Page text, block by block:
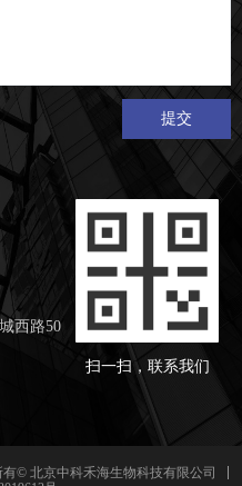
西路50
扫一扫，联系我们
提交
有© 北京中科禾海生物科技有限公司